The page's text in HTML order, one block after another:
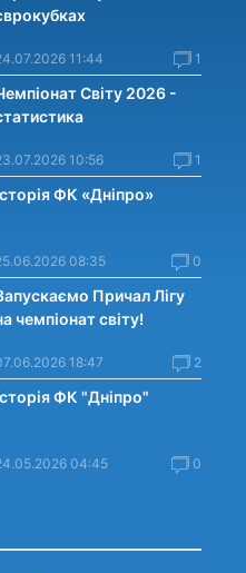
11:44 1
Світу 2026 -
10:56 1
ФК «Дніпро»
08:35 0
Причал Лігу
чемпіонат світу!
18:47 2
ФК "Дніпро"
04:45 0